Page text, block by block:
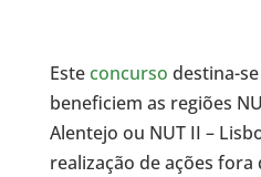
Esteconcurso destina-
beneficiem as regiões
Alentejo ou NUT II –
realização de ações fora